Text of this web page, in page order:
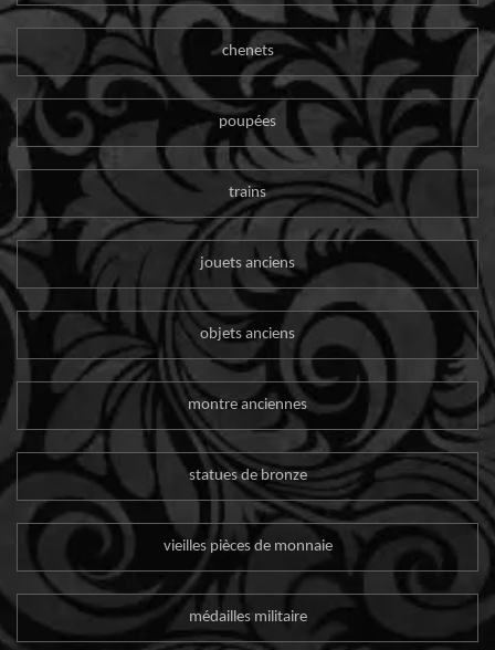
chenets
poupées
trains
jouets anciens
objets anciens
montre anciennes
statues de bronze
vieilles pièces de monnaie
médailles militaire